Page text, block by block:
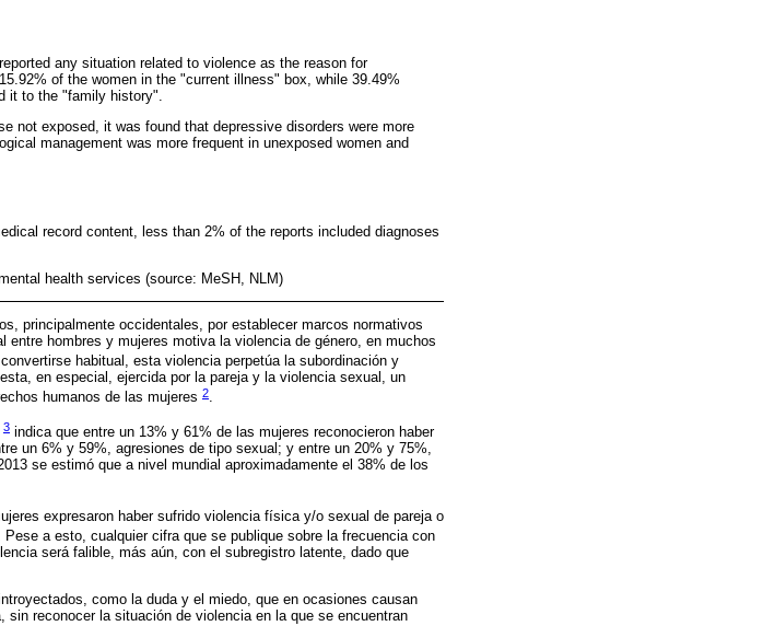
any situation related to violence as the reason for
of the women in the "current illness" box, while 39.49%
it to the "family history".
not exposed, it was found that depressive disorders were more
management was more frequent in unexposed women and
record content, less than 2% of the reports included diagnoses
health services (source: MeSH, NLM)
principalmente occidentales, por establecer marcos normativos
hombres y mujeres motiva la violencia de género, en muchos
habitual, esta violencia perpetúa la subordinación y
en especial, ejercida por la pareja y la violencia sexual, un
humanos de las mujeres 2.
3 indica que entre un 13% y 61% de las mujeres reconocieron haber
un 6% y 59%, agresiones de tipo sexual; y entre un 20% y 75%,
se estimó que a nivel mundial aproximadamente el 38% de los
expresaron haber sufrido violencia física y/o sexual de pareja o
Pese a esto, cualquier cifra que se publique sobre la frecuencia con
será falible, más aún, con el subregistro latente, dado que
como la duda y el miedo, que en ocasiones causan
reconocer la situación de violencia en la que se encuentran